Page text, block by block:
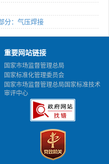
分：气压焊接
重要网站链接
国家市场监督管理总局
国家标准化管理委员会
国家市场监督管理总局国家标准技术
审评中心